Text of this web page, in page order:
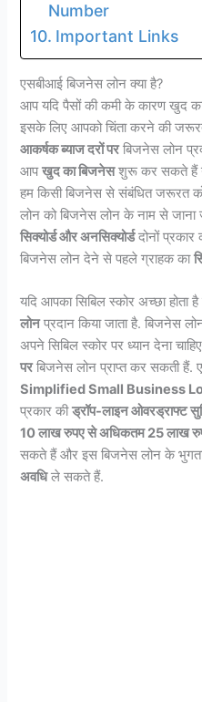
Number
Important Links
एसबीआई बिजनेस लोन क्या है?
आप यदि पैसों की कमी के कारण खुद
इसके लिए आपको चिंता करने की
आकर्षक ब्याज दरों परबिजनेस लोन
आपखुद का बिजनेसशुरू कर सकते हैं
हम किसी बिजनेस से संबंधित जरूरत
लोन को बिजनेस लोन के नाम से जाना
सिक्योर्ड और अनसिक्योर्डदोनों प्रकार
बिजनेस लोन देने से पहले ग्राहक का
यदि आपका सिबिल स्कोर अच्छा होता
लोनप्रदान किया जाता है. बिजनेस
अपने सिबिल स्कोर पर ध्यान देना
परबिजनेस लोन प्राप्त कर सकती हैं.
Simplified Small Business
प्रकार कीड्रॉप-लाइन ओवरड्राफ्ट
10 लाख रुपए से अधिकतम 25 लाख
सकते हैं और इस बिजनेस लोन के
अवधिले सकते हैं.